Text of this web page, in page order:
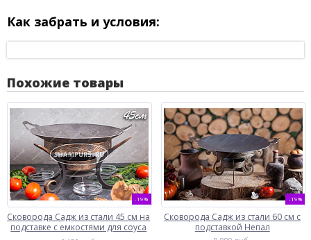
Как забрать и условия:
Похожие товары
-19%
Сковорода Садж из стали 45 см на
подставке с емкостями для соуса
-19%
Сковорода Садж из стали 60 см с
подставкой Непал